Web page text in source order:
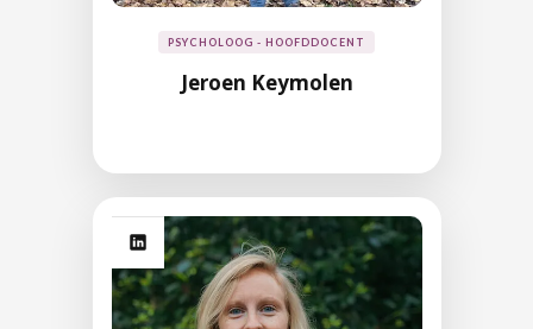
PSYCHOLOOG - HOOFDDOCENT
Jeroen Keymolen